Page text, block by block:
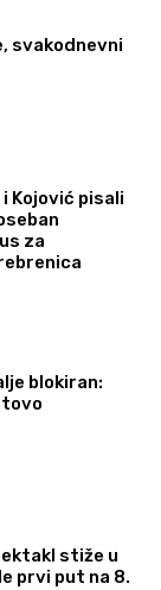
svakodnevni
Kojović pisali
za
blokiran:
stiže u
prvi put na 8.